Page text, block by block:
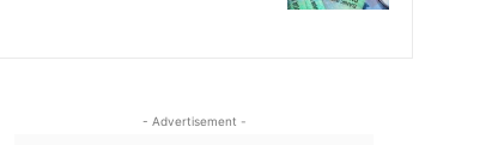
- Advertisement -